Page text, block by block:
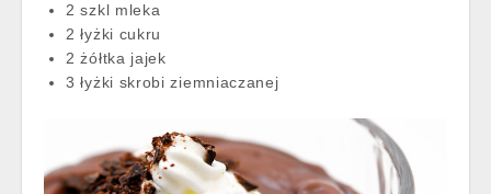
2 szkl mleka
2 łyżki cukru
2 żółtka jajek
3 łyżki skrobi ziemniaczanej